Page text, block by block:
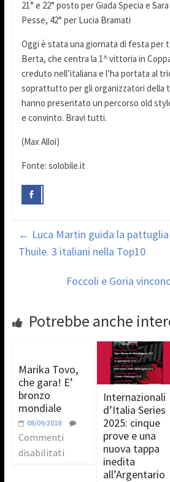
21° e 22° posto per Giada Specia e
Pesse, 42° per Lucia Bramati
Oggi è stata una giornata di festa per
Berta, che centra la 1^ vittoria in
creduto nell’italiana e l’ha portata al
soprattutto per gli organizzatori della
hanno presentato un percorso old
e convinto. Bravi tutti.
(Max Alloi)
Fonte: solobile.it
← Luca Martin guida la
Thuile. 3 italiani nella Top10
Foccoli e Goria
Potrebbe anche
Marika Tovo,
che gara! E’
bronzo
mondiale
08/09/2018
Commenti
disabilitati
Internazionali
d’Italia Series
2025: cinque
prove e una
nuova tappa
inedita
all’Argentario